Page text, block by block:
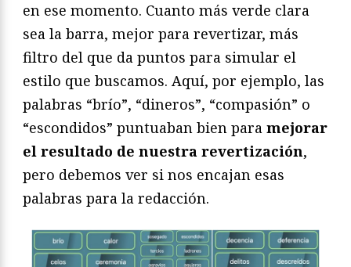
en ese momento. Cuanto más verde clara
sea la barra, mejor para revertizar, más
filtro del que da puntos para simular el
estilo que buscamos. Aquí, por ejemplo, las
palabras “brío”, “dineros”, “compasión” o
“escondidos” puntuaban bien para mejorar
el resultado de nuestra revertización,
pero debemos ver si nos encajan esas
palabras para la redacción.